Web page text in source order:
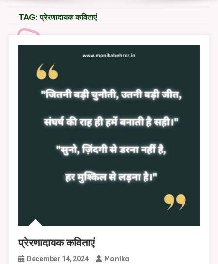
TAG:प्रेरणादायक कविताएं
प्रेरणादायक कविताएं
December 14, 2024
Monika